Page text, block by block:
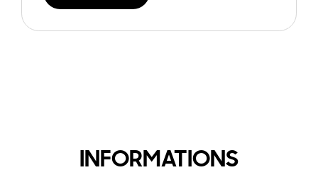
INFORMATIONS